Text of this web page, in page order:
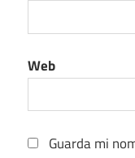
Web
Guarda mi